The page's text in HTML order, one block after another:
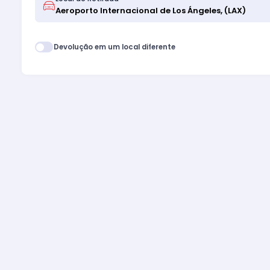
Devolução em um local diferente